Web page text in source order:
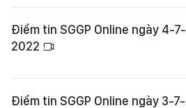
Điểm tin SGGP Online ngày 4-7-
2022
Điểm tin SGGP Online ngày 3-7-